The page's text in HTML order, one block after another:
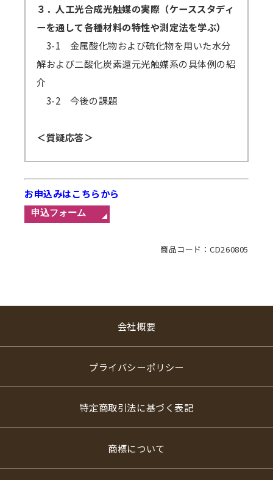
３．人工光合成光触媒の実際（ケーススタディ
ーを通して各種材料の特性や測定法を学ぶ）
3-1 金属酸化物および硫化物を用いた水分
解および二酸化炭素還元光触媒系の具体例の紹
介
3-2 今後の課題
＜質疑応答＞
お申込みはこちらから
商品コード：CD260805
会社概要
プライバシーポリシー
特定商取引法に基づく表記
商標について